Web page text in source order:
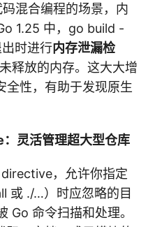
混合编程的场景，内
1.25 中，go build -
时进行内存泄漏检
释放的内存。这大大增
全性，有助于发现原生
灵活管理超大型仓库
，允许你指定
或 ./…）时应忽略的目
Go 命令扫描和处理。